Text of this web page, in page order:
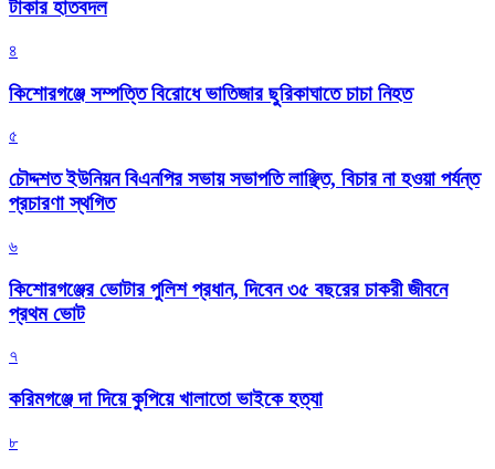
টাকার হাতবদল
৪
কিশোরগঞ্জে সম্পত্তি বিরোধে ভাতিজার ছুরিকাঘাতে চাচা নিহত
৫
চৌদ্দশত ইউনিয়ন বিএনপির সভায় সভাপতি লাঞ্ছিত, বিচার না হওয়া পর্যন্ত
প্রচারণা স্থগিত
৬
কিশোরগঞ্জের ভোটার পুলিশ প্রধান, দিবেন ৩৫ বছরের চাকরী জীবনে
প্রথম ভোট
৭
করিমগঞ্জে দা দিয়ে কুপিয়ে খালাতো ভাইকে হত্যা
৮